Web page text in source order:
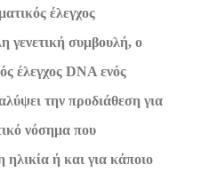
έλεγχος
γενετική συμβουλή, ο
έλεγχος DNA ενός
την προδιάθεση για
νόσημα που
ή και για κάποιο